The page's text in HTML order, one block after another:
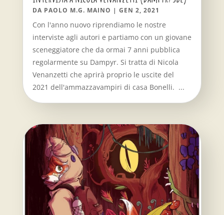
DA PAOLO M.G. MAINO | GEN 2, 2021
Con l'anno nuovo riprendiamo le nostre
interviste agli autori e partiamo con un giovane
sceneggiatore che da ormai 7 anni pubblica
regolarmente su Dampyr. Si tratta di Nicola
Venanzetti che aprirà proprio le uscite del
2021 dell'ammazzavampiri di casa Bonelli. ...